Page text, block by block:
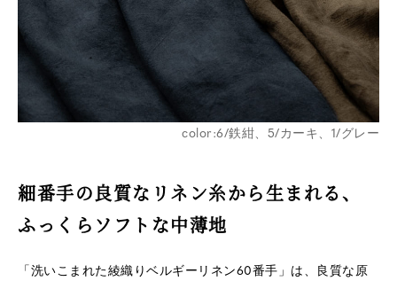
color:6/鉄紺、5/カーキ、1/グレー
細番手の良質なリネン糸から生まれる、
ふっくらソフトな中薄地
「洗いこまれた綾織りベルギーリネン60番手」は、良質な原